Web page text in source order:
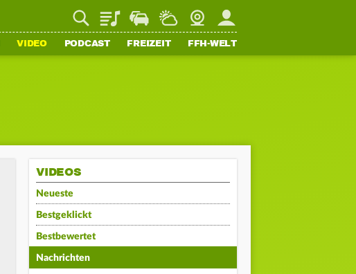
PlaylistStaupilotWetterWebcamMein FFH
VIDEO PODCAST FREIZEIT FFH-WELT
VIDEOS
Neueste
Bestgeklickt
Bestbewertet
Nachrichten